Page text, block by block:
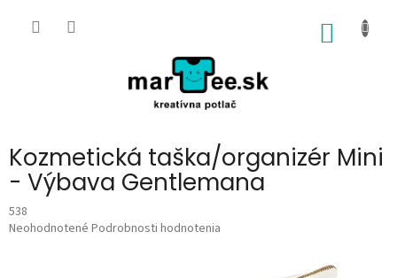
Kozmetická taška/organizér Mini
- Výbava Gentlemana
538
Priemerné
Neohodnotené Podrobnosti hodnotenia